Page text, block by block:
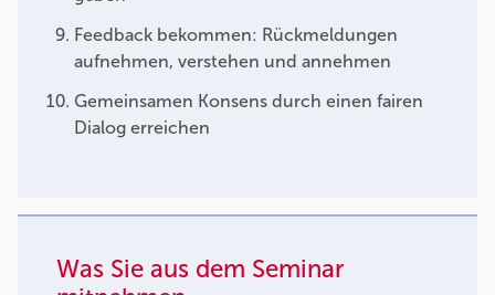
Feedback bekommen: Rückmeldungen
aufnehmen, verstehen und annehmen
Gemeinsamen Konsens durch einen fairen
Dialog erreichen
Was Sie aus dem Seminar